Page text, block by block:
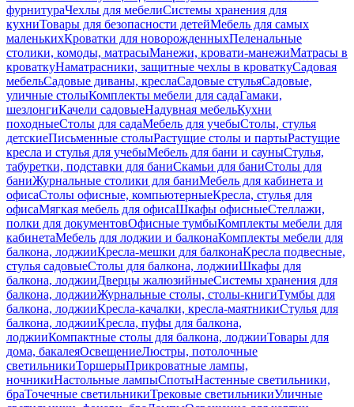
фурнитураЧехлы для мебелиСистемы хранения для
кухниТовары для безопасности детейМебель для самых
маленькихКроватки для новорожденныхПеленальные
столики, комоды, матрасыМанежи, кровати-манежиМатрасы в
кроваткуНаматрасники, защитные чехлы в кроваткуСадовая
мебельСадовые диваны, креслаСадовые стульяСадовые,
уличные столыКомплекты мебели для садаГамаки,
шезлонгиКачели садовыеНадувная мебельКухни
походныеСтолы для садаМебель для учебыСтолы, стулья
детскиеПисьменные столыРастущие столы и партыРастущие
кресла и стулья для учебыМебель для бани и сауныСтулья,
табуретки, подставки для баниСкамьи для баниСтолы для
баниЖурнальные столики для баниМебель для кабинета и
офисаСтолы офисные, компьютерныеКресла, стулья для
офисаМягкая мебель для офисаШкафы офисныеСтеллажи,
полки для документовОфисные тумбыКомплекты мебели для
кабинетаМебель для лоджии и балконаКомплекты мебели для
балкона, лоджииКресла-мешки для балконаКресла подвесные,
стулья садовыеСтолы для балкона, лоджииШкафы для
балкона, лоджииДверцы жалюзийныеСистемы хранения для
балкона, лоджииЖурнальные столы, столы-книгиТумбы для
балкона, лоджииКресла-качалки, кресла-маятникиСтулья для
балкона, лоджииКресла, пуфы для балкона,
лоджииКомпактные столы для балкона, лоджииТовары для
дома, бакалеяОсвещениеЛюстры, потолочные
светильникиТоршерыПрикроватные лампы,
ночникиНастольные лампыСпотыНастенные светильники,
браТочечные светильникиТрековые светильникиУличные